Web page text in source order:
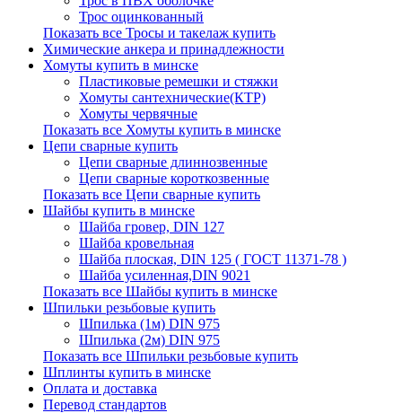
Трос оцинкованный
Показать все Тросы и такелаж купить
Химические анкера и принадлежности
Хомуты купить в минске
Пластиковые ремешки и стяжки
Хомуты сантехнические(КТР)
Хомуты червячные
Показать все Хомуты купить в минске
Цепи сварные купить
Цепи сварные длиннозвенные
Цепи сварные короткозвенные
Показать все Цепи сварные купить
Шайбы купить в минске
Шайба гровер, DIN 127
Шайба кровельная
Шайба плоская, DIN 125 ( ГОСТ 11371-78 )
Шайба усиленная,DIN 9021
Показать все Шайбы купить в минске
Шпильки резьбовые купить
Шпилька (1м) DIN 975
Шпилька (2м) DIN 975
Показать все Шпильки резьбовые купить
Шплинты купить в минске
Оплата и доставка
Перевод стандартов